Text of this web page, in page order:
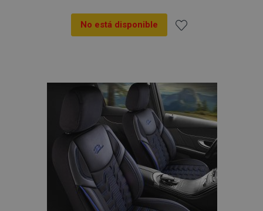
No está disponible
Lista
de
Deseos